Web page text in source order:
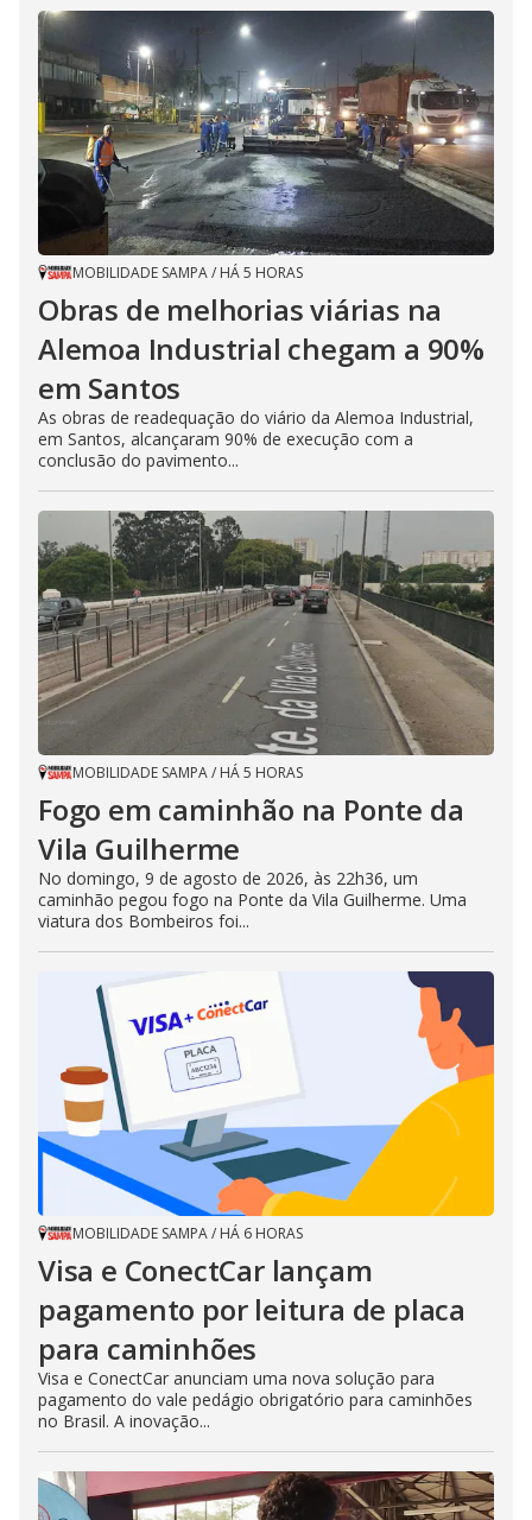
MOBILIDADE SAMPA/ HÁ 5 HORAS
Obras de melhorias viárias na
Alemoa Industrial chegam a 90%
em Santos
As obras de readequação do viário da Alemoa Industrial,
em Santos, alcançaram 90% de execução com a
conclusão do pavimento...
MOBILIDADE SAMPA/ HÁ 5 HORAS
Fogo em caminhão na Ponte da
Vila Guilherme
No domingo, 9 de agosto de 2026, às 22h36, um
caminhão pegou fogo na Ponte da Vila Guilherme. Uma
viatura dos Bombeiros foi...
MOBILIDADE SAMPA/ HÁ 6 HORAS
Visa e ConectCar lançam
pagamento por leitura de placa
para caminhões
Visa e ConectCar anunciam uma nova solução para
pagamento do vale pedágio obrigatório para caminhões
no Brasil. A inovação...